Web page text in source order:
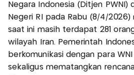
Negara Indonesia (Ditjen PWNI)
Negeri RI pada Rabu (8/4/
saat ini masih terdapat 281
wilayah Iran. Pemerintah
berkomunikasi dengan para
sekaligus mematangkan